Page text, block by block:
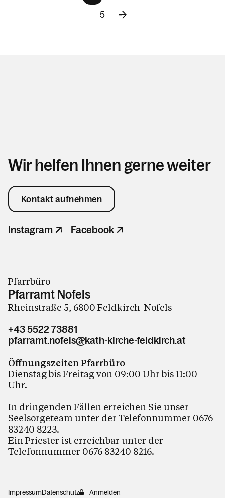
5
Wir helfen Ihnen gerne weiter
Kontakt aufnehmen
Instagram Facebook
Pfarrbüro
Pfarramt Nofels
Rheinstraße 5, 6800 Feldkirch-Nofels
+43 5522 73881
pfarramt.nofels@kath-kirche-feldkirch.at
Öffnungszeiten Pfarrbüro
Dienstag bis Freitag von 09:00 Uhr bis 11:00
Uhr.
In dringenden Fällen erreichen Sie unser
Seelsorgeteam unter der Telefonnummer 0676
83240 8223.
Ein Priester ist erreichbar unter der
Telefonnummer 0676 83240 8216.
ImpressumDatenschutz Anmelden